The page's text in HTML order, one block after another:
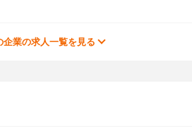
企業の求人一覧を見る